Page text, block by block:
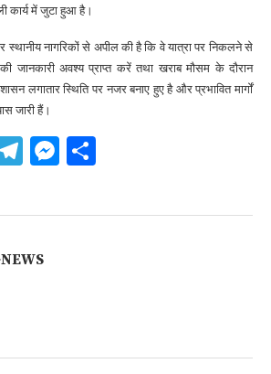
कार्य में जुटा हुआ है।
स्थानीय नागरिकों से अपील की है कि वे यात्रा पर निकलने से
की जानकारी अवश्य प्राप्त करें तथा खराब मौसम के दौरान
लगातार स्थिति पर नजर बनाए हुए है और प्रभावित मार्गों
जारी हैं।
Telegram
Messenger